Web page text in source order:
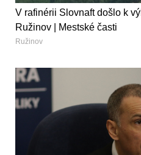
V rafinérii Slovnaft došlo k
Ružinov | Mestské časti
Ružinov